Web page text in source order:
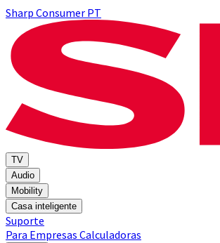
Sharp Consumer PT
TV
Audio
Mobility
Casa inteligente
Suporte
Para Empresas Calculadoras